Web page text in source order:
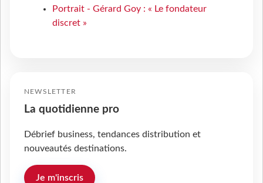
Portrait - Gérard Goy : « Le fondateur
discret »
NEWSLETTER
La quotidienne pro
Débrief business, tendances distribution et
nouveautés destinations.
Je m'inscris